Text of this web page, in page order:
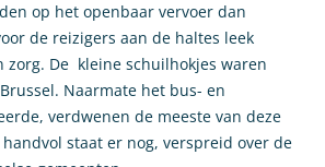
op het openbaar vervoer dan
de reizigers aan de haltes leek
zorg. De kleine schuilhokjes waren
Naarmate het bus- en
verdwenen de meeste van deze
handvol staat er nog, verspreid over de